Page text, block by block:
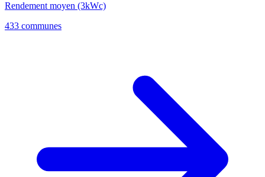
Rendement moyen (3kWc)
433 communes